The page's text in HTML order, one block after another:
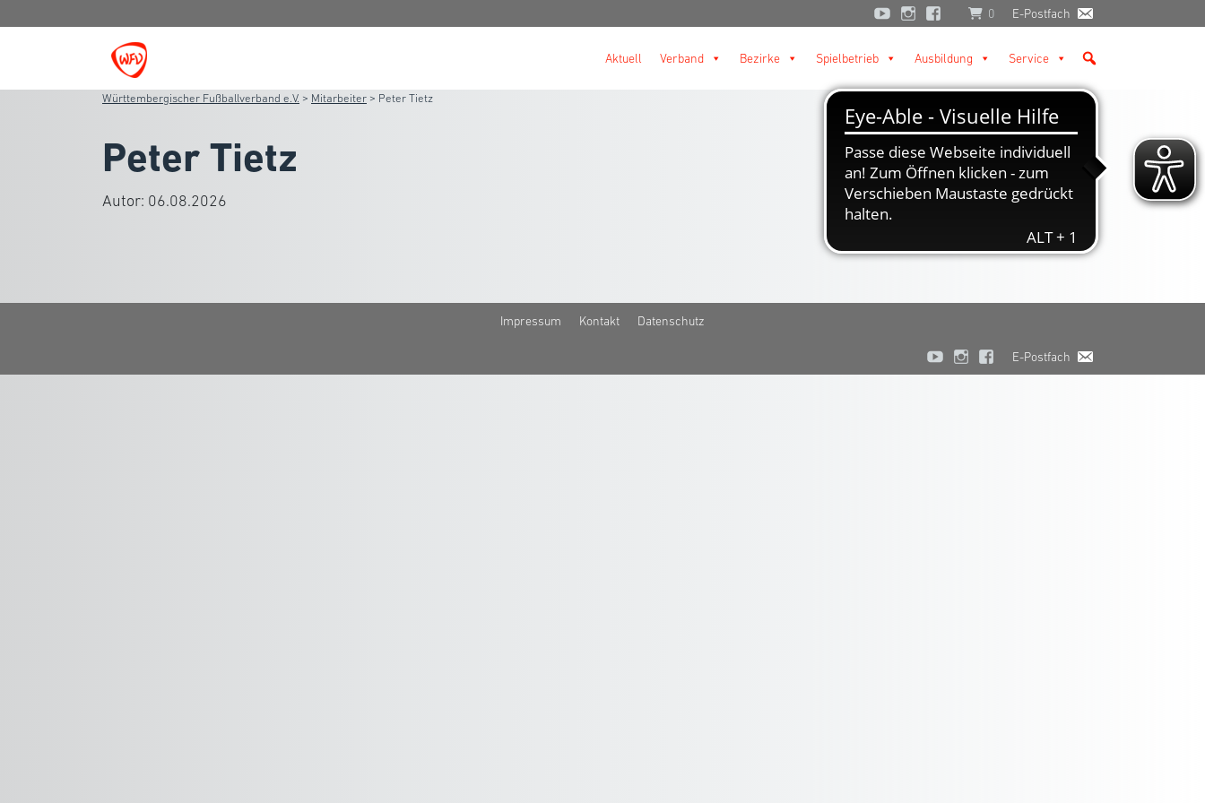
0 E-Postfach
Aktuell Verband Bezirke Spielbetrieb Ausbildung Service
Württembergischer Fußballverband e.V. > Mitarbeiter > Peter Tietz
Peter Tietz
Autor: 06.08.2026
Impressum Kontakt Datenschutz
E-Postfach